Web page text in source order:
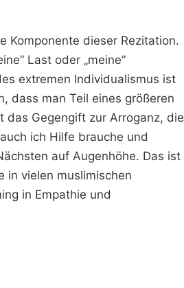
Komponente dieser Rezitation.
Last oder „meine“
extremen Individualismus ist
dass man Teil eines größeren
das Gegengift zur Arroganz, die
ich Hilfe brauche und
auf Augenhöhe. Das ist
in vielen muslimischen
in Empathie und